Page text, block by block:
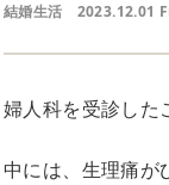
結婚生活 2023.12.01
婦人科を受診した
中には、生理痛が